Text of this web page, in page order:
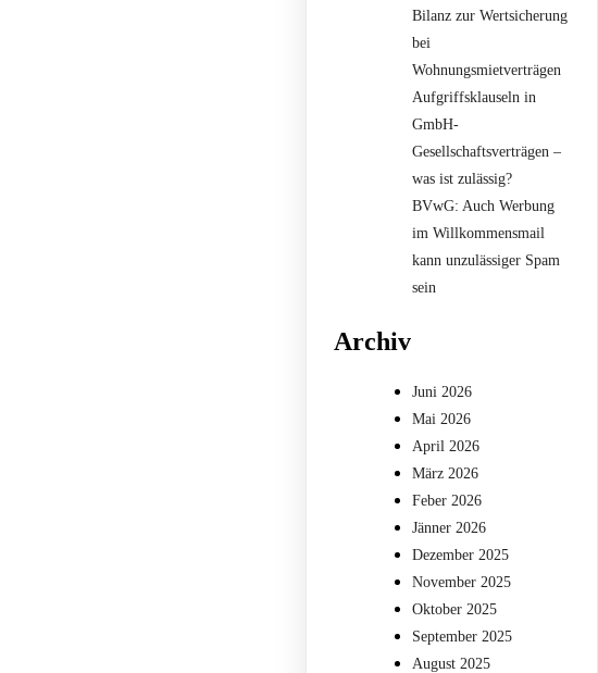
Bilanz zur Wertsicherung
bei
Wohnungsmietverträgen
Aufgriffsklauseln in
GmbH-
Gesellschaftsverträgen –
was ist zulässig?
BVwG: Auch Werbung
im Willkommensmail
kann unzulässiger Spam
sein
Archiv
Juni 2026
Mai 2026
April 2026
März 2026
Feber 2026
Jänner 2026
Dezember 2025
November 2025
Oktober 2025
September 2025
August 2025